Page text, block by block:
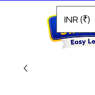
INR (₹)